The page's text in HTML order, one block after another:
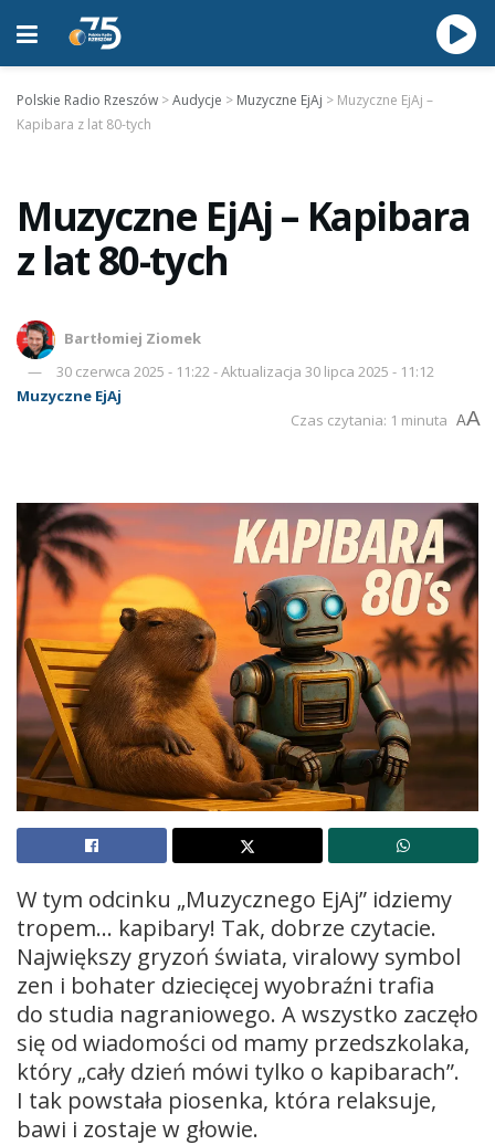
Polskie Radio Rzeszów >Audycje > Muzyczne EjAj > Muzyczne EjAj –
Kapibara z lat 80-tych
Muzyczne EjAj – Kapibara
z lat 80-tych
Bartłomiej Ziomek
30 czerwca 2025 - 11:22 - Aktualizacja 30 lipca 2025 - 11:12
Muzyczne EjAj
Czas czytania: 1 minuta AA
W tym odcinku „Muzycznego EjAj” idziemy
tropem… kapibary! Tak, dobrze czytacie.
Największy gryzoń świata, viralowy symbol
zen i bohater dziecięcej wyobraźni trafia
do studia nagraniowego. A wszystko zaczęło
się od wiadomości od mamy przedszkolaka,
który „cały dzień mówi tylko o kapibarach”.
I tak powstała piosenka, która relaksuje,
bawi i zostaje w głowie.